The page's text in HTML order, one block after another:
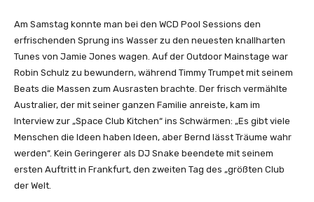
Am Samstag konnte man bei den WCD Pool Sessions den
erfrischenden Sprung ins Wasser zu den neuesten knallharten
Tunes von Jamie Jones wagen. Auf der Outdoor Mainstage war
Robin Schulz zu bewundern, während Timmy Trumpet mit seinem
Beats die Massen zum Ausrasten brachte. Der frisch vermählte
Australier, der mit seiner ganzen Familie anreiste, kam im
Interview zur „Space Club Kitchen“ ins Schwärmen: „Es gibt viele
Menschen die Ideen haben Ideen, aber Bernd lässt Träume wahr
werden“. Kein Geringerer als DJ Snake beendete mit seinem
ersten Auftritt in Frankfurt, den zweiten Tag des „größten Club
der Welt.